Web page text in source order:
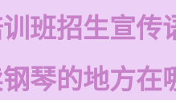
班招生宣传
琴的地方在